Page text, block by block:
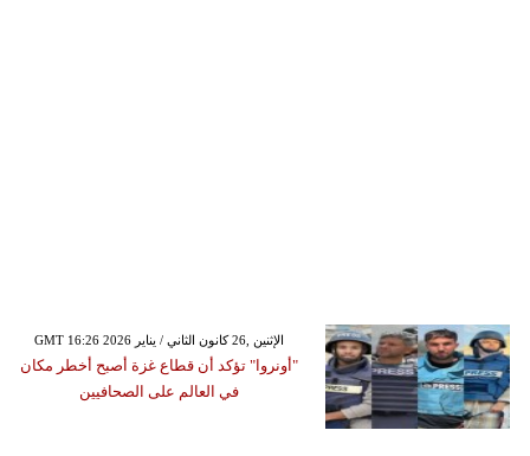
GMT 16:26 2026 الإثنين ,26 كانون الثاني / يناير
"أونروا" تؤكد أن قطاع غزة أصبح أخطر مكان
في العالم على الصحافيين